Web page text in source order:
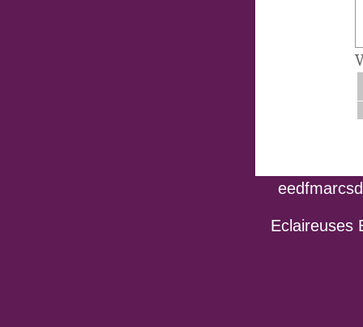
Eclaireuses